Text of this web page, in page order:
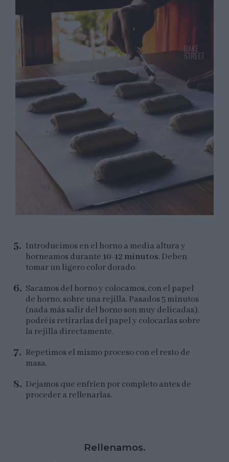
Introducimos en el horno a media altura y
horneamos durante10-12 minutos. Deben
tomar un ligero color dorado.
Sacamos del horno y colocamos, con el papel
de horno, sobre una rejilla. Pasados 5 minutos
(nada más salir del horno son muy delicadas),
podréis retirarlas del papel y colocarlas sobre
la rejilla directamente.
Repetimos el mismo proceso con el resto de
masa.
Dejamos que enfríen por completo antes de
proceder a rellenarlas.
Rellenamos.